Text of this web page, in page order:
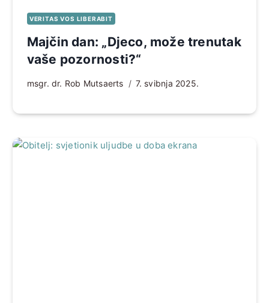
VERITAS VOS LIBERABIT
Majčin dan: „Djeco, može trenutak
vaše pozornosti?“
msgr. dr. Rob Mutsaerts 7. svibnja 2025.